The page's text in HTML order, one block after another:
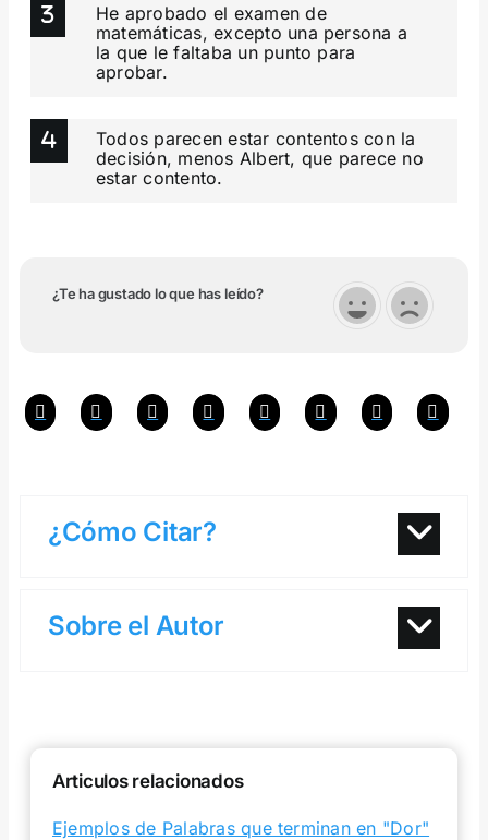
He aprobado el examen de
matemáticas, excepto una persona a
la que le faltaba un punto para
aprobar.
Todos parecen estar contentos con la
decisión, menos Albert, que parece no
estar contento.
¿Te ha gustado lo que has leído?
¿Cómo Citar?
Sobre el Autor
Articulos relacionados
Ejemplos de Palabras que terminan en "Dor"